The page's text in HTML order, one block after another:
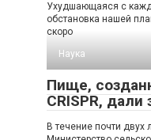
Ухудшающаяся с
обстановка нашей
скоро
Наука
Пище,
CRISPR,
В течение почти двух